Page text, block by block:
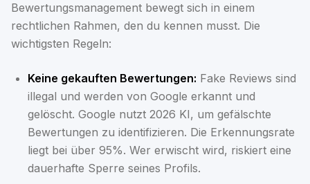
Bewertungsmanagement bewegt sich in einem
rechtlichen Rahmen, den du kennen musst. Die
wichtigsten Regeln:
Keine gekauften Bewertungen: Fake Reviews sind
illegal und werden von Google erkannt und
gelöscht. Google nutzt 2026 KI, um gefälschte
Bewertungen zu identifizieren. Die Erkennungsrate
liegt bei über 95%. Wer erwischt wird, riskiert eine
dauerhafte Sperre seines Profils.